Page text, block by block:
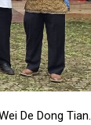
De Dong Tian.